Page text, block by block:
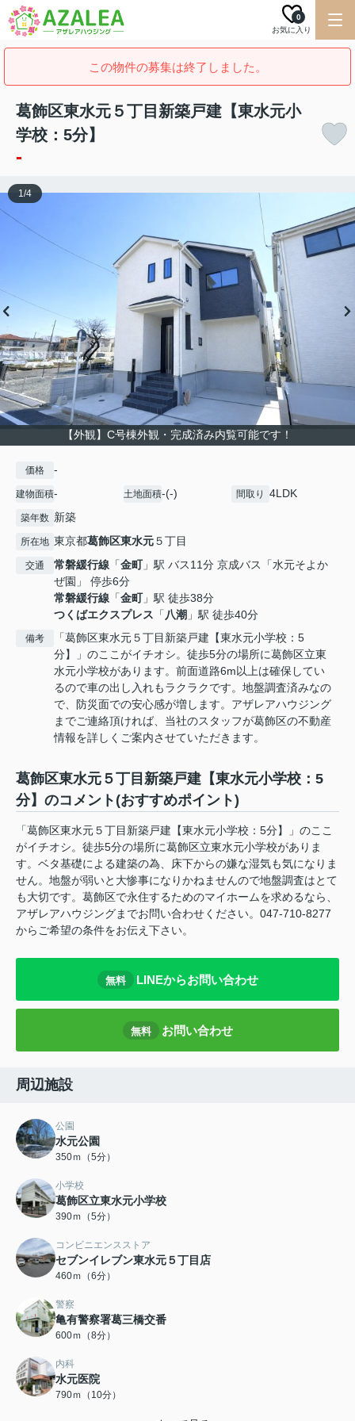
お気に入り
0
この物件の募集は終了しました。
葛飾区東水元５丁目新築戸建【東水元小
学校：5分】
-
【外観】C号棟外観・完成済み内覧可能です！
1/4
価格 -
建物面積- 土地面積-(-) 間取り 4LDK
築年数 新築
所在地 東京都葛飾区東水元５丁目
交通 常磐緩行線 「金町」駅 バス11分 京成バス「水元そよか
ぜ園」 停歩6分
常磐緩行線 「金町」駅 徒歩38分
つくばエクスプレス 「八潮 」駅 徒歩40分
備考
「葛飾区東水元５丁目新築戸建【東水元小学校：5
分】」のここがイチオシ。徒歩5分の場所に葛飾区立東
水元小学校があります。前面道路6m以上は確保してい
るので車の出し入れもラクラクです。地盤調査済みなの
で、防災面での安心感が増します。アザレアハウジング
までご連絡頂ければ、当社のスタッフが葛飾区の不動産
情報を詳しくご案内させていただきます。
葛飾区東水元５丁目新築戸建【東水元小学校：5
分】のコメント(おすすめポイント)
「葛飾区東水元５丁目新築戸建【東水元小学校：5分】」のここ
がイチオシ。徒歩5分の場所に葛飾区立東水元小学校がありま
す。ベタ基礎による建築の為、床下からの嫌な湿気も気になりま
せん。地盤が弱いと大惨事になりかねませんので地盤調査はとて
も大切です。葛飾区で永住するためのマイホームを求めるなら、
アザレアハウジングまでお問い合わせください。047-710-8277
からご希望の条件をお伝え下さい。
無料 LINEからお問い合わせ
無料 お問い合わせ
周辺施設
公園
水元公園
350ｍ（5分）
小学校
葛飾区立東水元小学校
390ｍ（5分）
コンビニエンスストア
セブンイレブン東水元５丁目店
460ｍ（6分）
警察
亀有警察署葛三橋交番
600ｍ（8分）
内科
水元医院
790ｍ（10分）